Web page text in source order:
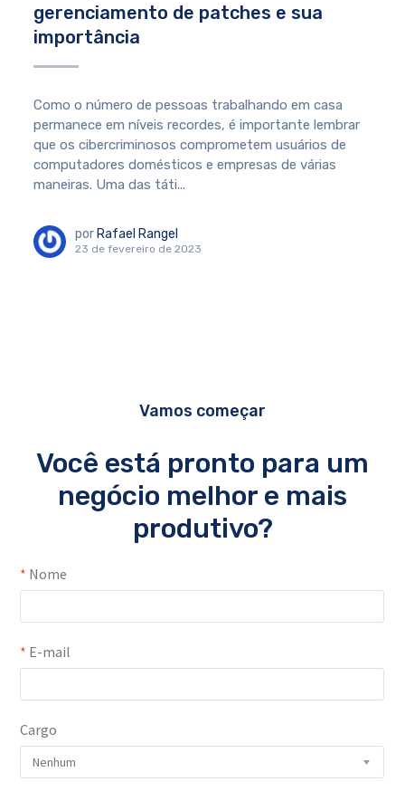
gerenciamento de patches e sua
importância
Como o número de pessoas trabalhando em casa
permanece em níveis recordes, é importante lembrar
que os cibercriminosos comprometem usuários de
computadores domésticos e empresas de várias
maneiras. Uma das táti...
por Rafael Rangel
23 de fevereiro de 2023
Vamos começar
Você está pronto para um
negócio melhor e mais
produtivo?